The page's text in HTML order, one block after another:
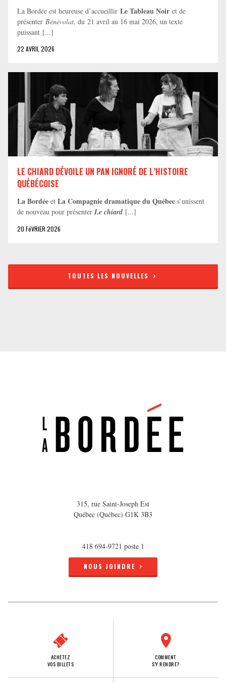
La Bordée est heureuse d’accueillir Le Tableau Noir et de
présenter Bénévolat, du 21 avril au 16 mai 2026, un texte
puissant [...]
22 AVRIL 2026
LE CHIARD DÉVOILE UN PAN IGNORÉ DE L’HISTOIRE
QUÉBÉCOISE
La Bordée et La Compagnie dramatique du Québec s’unissent
de nouveau pour présenter Le chiard [...]
20 FéVRIER 2026
TOUTES LES NOUVELLES
315, rue Saint-Joseph Est
Québec (Québec) G1K 3B3
418 694-9721 poste 1
NOUS JOINDRE
ACHETEZ
VOS BILLETS
COMMENT
S'Y RENDRE?